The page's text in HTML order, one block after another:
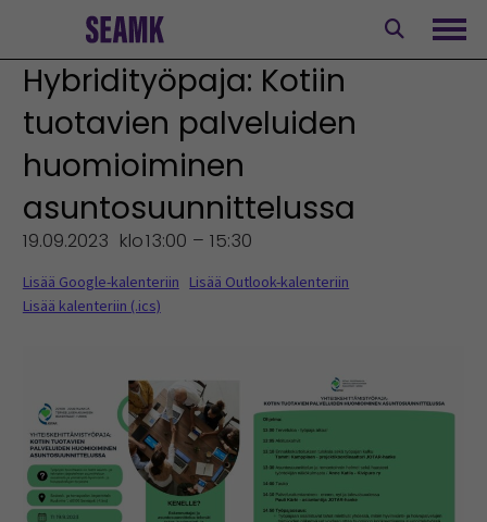
Hybridityöpaja: Kotiin
tuotavien palveluiden
huomioiminen
asuntosuunnittelussa
19.09.2023 klo13:00 – 15:30
Lisää Google-kalenteriin
Lisää Outlook-kalenteriin
Lisää kalenteriin (.ics)